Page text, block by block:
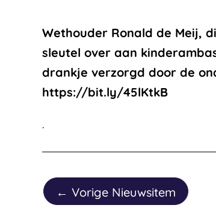
Wethouder Ronald de Meij,
sleutel over aan
drankje verzorgd door de
https://bit.ly/45lKtkB
.
← Vorige Nieuwsitem